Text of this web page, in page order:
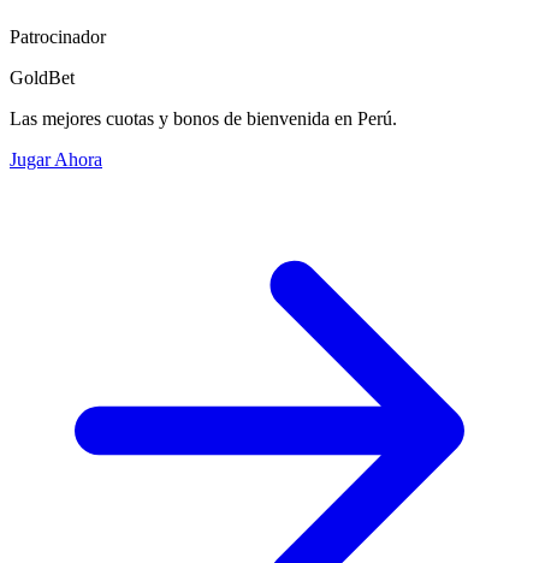
Patrocinador
GoldBet
Las mejores cuotas y bonos de bienvenida en Perú.
Jugar Ahora